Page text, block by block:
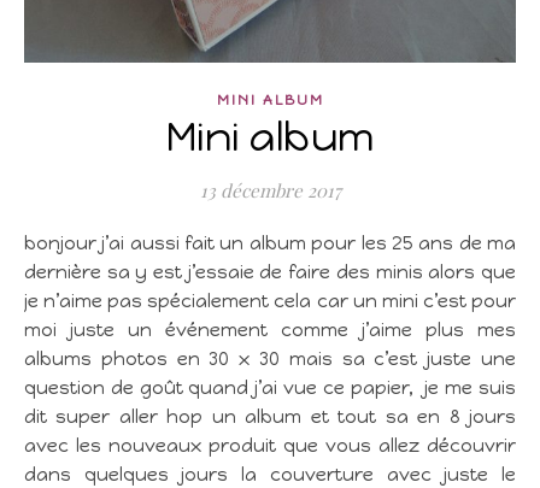
MINI ALBUM
Mini album
13 décembre 2017
bonjour j’ai aussi fait un album pour les 25 ans de ma
dernière sa y est j’essaie de faire des minis alors que
je n’aime pas spécialement cela car un mini c’est pour
moi juste un événement comme j’aime plus mes
albums photos en 30 x 30 mais sa c’est juste une
question de goût quand j’ai vue ce papier, je me suis
dit super aller hop un album et tout sa en 8 jours
avec les nouveaux produit que vous allez découvrir
dans quelques jours la couverture avec juste le